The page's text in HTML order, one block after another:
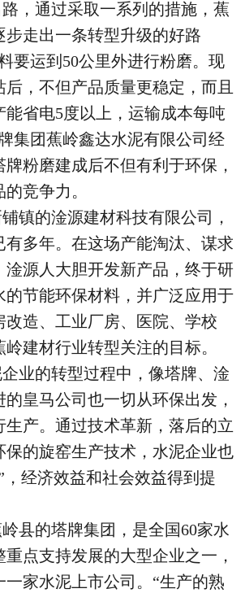
通过采取一系列的措施，蕉
步走出一条转型升级的好路
要运到50公里外进行粉磨。现
，不但产品质量更稳定，而且
能省电5度以上，运输成本每吨
集团蕉岭鑫达水泥有限公司经
粉磨建成后不但有利于环保，
竞争力。
的淦源建材科技有限公司，
有多年。在这场产能淘汰、谋求
淦源人大胆开发新产品，终于研
的节能环保材料，并广泛应用于
改造、工业厂房、医院、学校
建材行业转型关注的目标。
的转型过程中，像塔牌、淦
皇马公司也一切从环保出发，
生产。通过技术革新，落后的立
保的旋窑生产技术，水泥企业也
，经济效益和社会效益得到提
的塔牌集团，是全国60家水
点支持发展的大型企业之一，
一家水泥上市公司。“生产的熟